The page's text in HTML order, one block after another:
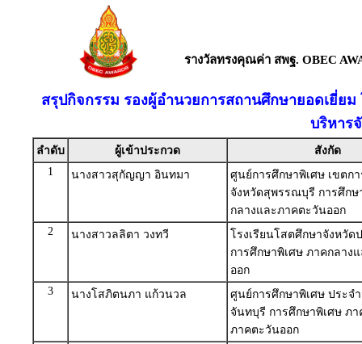
รางวัลทรงคุณค่า สพฐ. OBEC
สรุปกิจกรรม รองผู้อำนวยการสถานศึกษายอดเยี่ย
บริหาร
ลำดับ ผู้เข้าประกวด
สังกัด
1
นางสาวสุกัญญา อินทมา
ศูนย์การศึกษาพิเศษ เขตก
จังหวัดสุพรรณบุรี การศึกษ
กลางและภาคตะวันออก
2
นางสาวลลิตา วงทวี
โรงเรียนโสตศึกษาจังหวัด
การศึกษาพิเศษ ภาคกลาง
ออก
3
นางโสภิตนภา แก้วนวล
ศูนย์การศึกษาพิเศษ ประจ
จันทบุรี การศึกษาพิเศษ ภา
ภาคตะวันออก